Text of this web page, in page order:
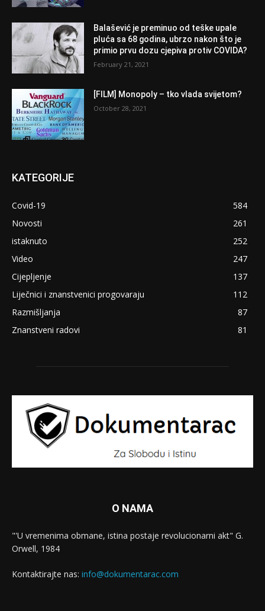
Balašević je preminuo od teške upale
pluća sa 68 godina, ubrzo nakon što je
primio prvu dozu cjepiva protiv COVIDA?
February 21, 2021
[FILM] Monopoly – tko vlada svijetom?
October 28, 2021
KATEGORIJE
Covid-19
584
Novosti
261
istaknuto
252
Video
247
Cijepljenje
137
Liječnici i znanstvenici progovaraju
112
Razmišljanja
87
Znanstveni radovi
81
O NAMA
"'U vremenima obmane, istina postaje revolucionarni akt" G.
Orwell, 1984
Kontaktirajte nas: info@dokumentarac.com